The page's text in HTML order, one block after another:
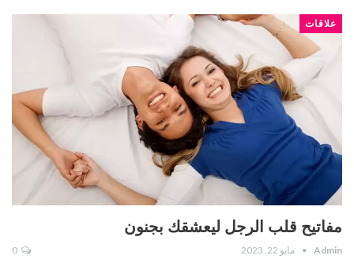
علاقات
مفاتيح قلب الرجل ليعشقك بجنون
Admin مايو 22, 2023